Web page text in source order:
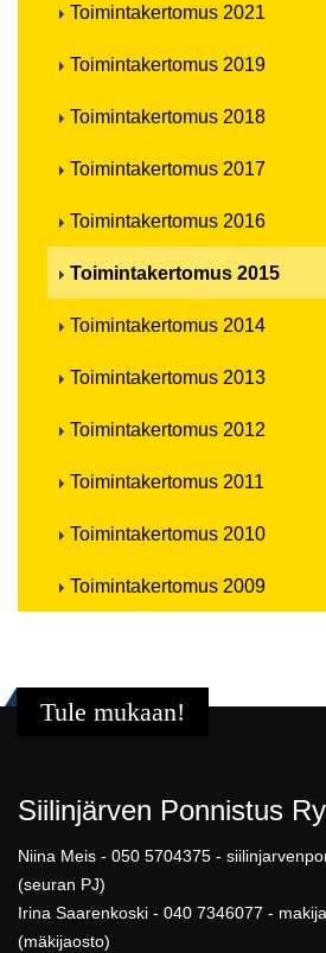
Toimintakertomus 2021
Toimintakertomus 2019
Toimintakertomus 2018
Toimintakertomus 2017
Toimintakertomus 2016
Toimintakertomus 2015
Toimintakertomus 2014
Toimintakertomus 2013
Toimintakertomus 2012
Toimintakertomus 2011
Toimintakertomus 2010
Toimintakertomus 2009
Tule mukaan!
Siilinjärven Ponnistus Ry
Niina Meis - 050 5704375 -
(seuran PJ)
Irina Saarenkoski - 040 7346077 -
(mäkijaosto)